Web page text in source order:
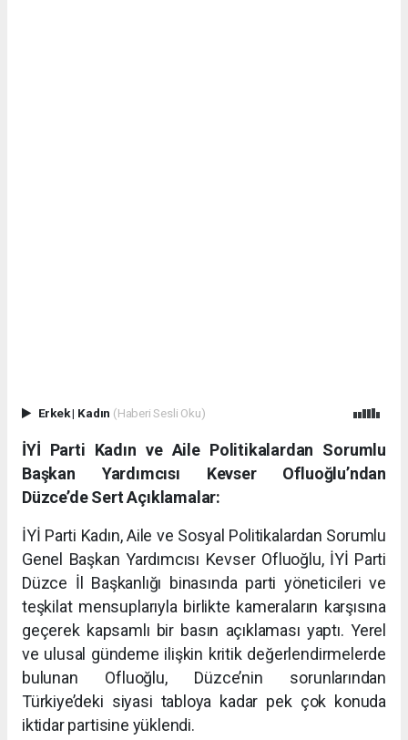
Erkek| Kadın (Haberi Sesli Oku)
İYİ Parti Kadın ve Aile Politikalardan Sorumlu
Başkan Yardımcısı Kevser Ofluoğlu’ndan
Düzce’de Sert Açıklamalar:
İYİ Parti Kadın, Aile ve Sosyal Politikalardan Sorumlu
Genel Başkan Yardımcısı Kevser Ofluoğlu, İYİ Parti
Düzce İl Başkanlığı binasında parti yöneticileri ve
teşkilat mensuplarıyla birlikte kameraların karşısına
geçerek kapsamlı bir basın açıklaması yaptı. Yerel
ve ulusal gündeme ilişkin kritik değerlendirmelerde
bulunan Ofluoğlu, Düzce’nin sorunlarından
Türkiye’deki siyasi tabloya kadar pek çok konuda
iktidar partisine yüklendi.